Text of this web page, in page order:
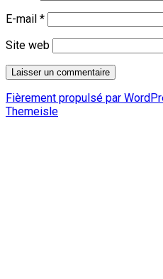
E-mail *
Site web
Fièrement propulsé par
Themeisle